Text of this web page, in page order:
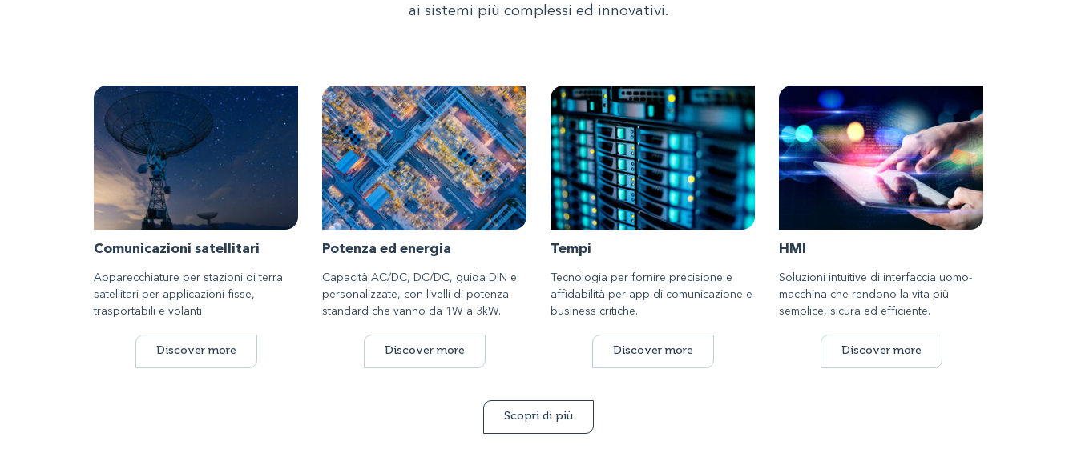
ai sistemi più complessi ed innovativi.
Comunicazioni satellitari
Apparecchiature per stazioni di terra
satellitari per applicazioni fisse,
trasportabili e volanti
Discover more
Potenza ed energia
Capacità AC/DC, DC/DC, guida DIN e
personalizzate, con livelli di potenza
standard che vanno da 1W a 3kW.
Discover more
Tempi
Tecnologia per fornire precisione e
affidabilità per app di comunicazione e
business critiche.
Discover more
HMI
Soluzioni intuitive di interfaccia uomo-
macchina che rendono la vita più
semplice, sicura ed efficiente.
Discover more
Scopri di più